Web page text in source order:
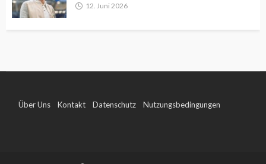
12. Juni 2026
Über Uns Kontakt Datenschutz Nutzungsbedingungen